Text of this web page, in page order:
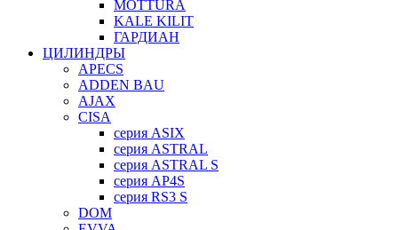
MOTTURA
KALE KILIT
ГАРДИАН
ЦИЛИНДРЫ
APECS
ADDEN BAU
AJAX
CISA
серия ASIX
серия ASTRAL
серия ASTRAL S
серия AP4S
серия RS3 S
DOM